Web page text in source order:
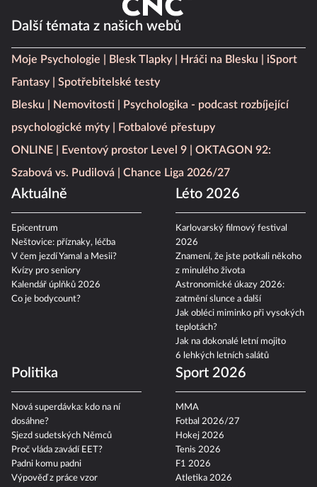
Další témata z našich webů
Moje Psychologie Blesk Tlapky Hráči na Blesku
iSport
Fantasy
Spotřebitelské testy
Blesku
Nemovitosti
Psychologika - podcast rozbíjející
psychologické mýty
Fotbalové přestupy
ONLINE
Eventový prostor Level 9
OKTAGON 92:
Szabová vs. Pudilová
Chance Liga 2026/27
Aktuálně
Epicentrum
Neštovice: příznaky, léčba
V čem jezdí Yamal a Mesii?
Kvízy pro seniory
Kalendář úplňků 2026
Co je bodycount?
Léto 2026
Karlovarský filmový festival
2026
Znamení, že jste potkali někoho
z minulého života
Astronomické úkazy 2026:
zatmění slunce a další
Jak obléci miminko při vysokých
teplotách?
Jak na dokonalé letní mojito
6 lehkých letních salátů
Politika
Nová superdávka: kdo na ní
dosáhne?
Sjezd sudetských Němců
Proč vláda zavádí EET?
Padni komu padni
Výpověď z práce vzor
Sport 2026
MMA
Fotbal 2026/27
Hokej 2026
Tenis 2026
F1 2026
Atletika 2026